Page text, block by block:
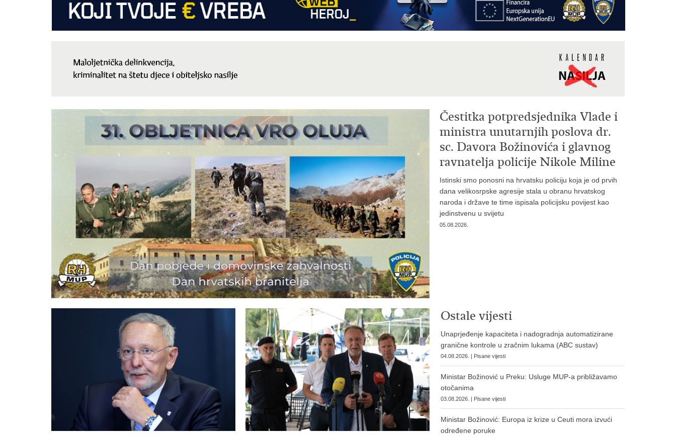
Čestitka potpredsjednika Vlade i
ministra unutarnjih poslova dr.
sc. Davora Božinovića i glavnog
ravnatelja policije Nikole Miline
Istinski smo ponosni na hrvatsku policiju koja je od prvih
dana velikosrpske agresije stala u obranu hrvatskog
naroda i države te time ispisala policijsku povijest kao
jedinstvenu u svijetu
05.08.2026.
Ostale vijesti
Unaprjeđenje kapaciteta i nadogradnja automatizirane
granične kontrole u zračnim lukama (ABC sustav)
04.08.2026. | Pisane vijesti
Ministar Božinović u Preku: Usluge MUP-a približavamo
otočanima
03.08.2026. | Pisane vijesti
Ministar Božinović: Europa iz krize u Ceuti mora izvući
određene poruke